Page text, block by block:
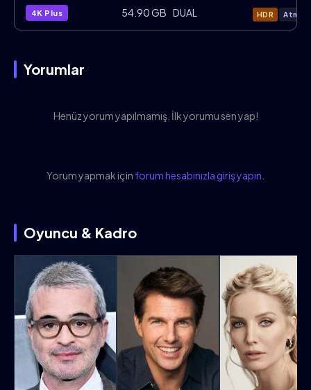
4K Plus 54.90 GB DUAL HDR Atmos
Yorumlar
Henüz yorum yapılmamış. İlk yorumu sen yap!
Yorum yapmak için forum hesabınızla giriş yapın
Oyuncu & Kadro